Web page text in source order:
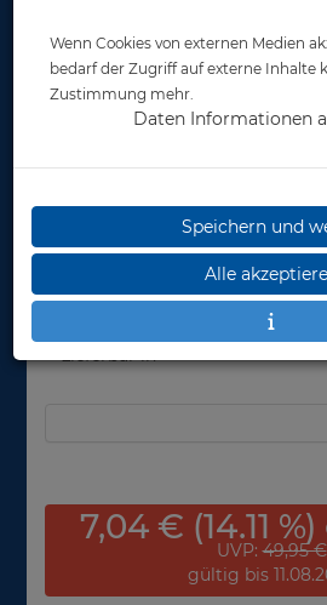
Artikelnr.: mar-415446master
Herstellerpreis: 49,95 €
ab
Lieferbar in
7,04 € (14.11
UVP:49,95 €
gültig bis
Wenn Cookies von externen Medien
bedarf der Zugriff auf externe Inhalte
Zustimmung mehr.
Daten Informationen
Speichern und
Alle